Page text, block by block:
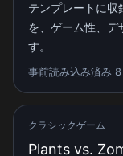
テンプレートに収
を、ゲーム性、デ
す。
事前読み込み済み
クラシックゲーム
Plants vs.